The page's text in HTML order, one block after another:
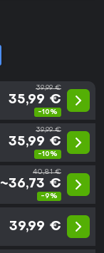
39,99 €
35,99 €
-10%
39,99 €
35,99 €
-10%
40,81 €
~36,73 €
-9%
39,99 €